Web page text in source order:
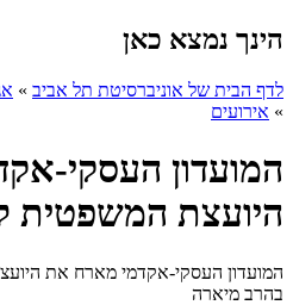
הינך נמצא כאן
לדף הבית של אוניברסיטת תל אביב »
» אירועים
המועדון העסקי-
היועצת המשפטית
המועדון העסקי-אקדמי מארח את
בהרב מיארה